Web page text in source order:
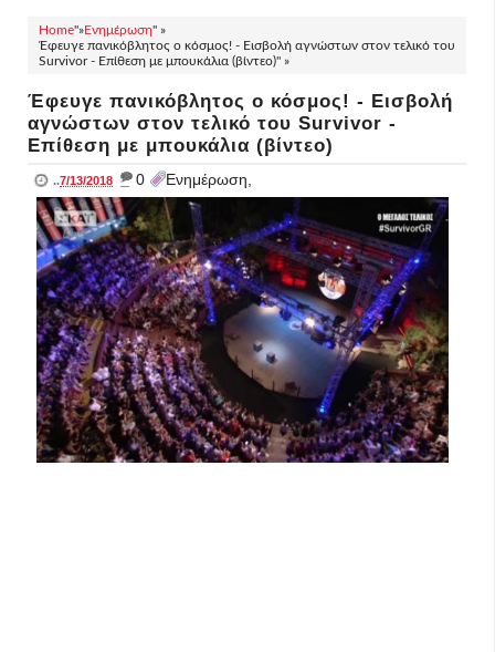
Home"»Ενημέρωση" »
Έφευγε πανικόβλητος ο κόσμος! - Εισβολή αγνώστων στον τελικό του
Survivor - Επίθεση με μπουκάλια (βίντεο)" »
Έφευγε πανικόβλητος ο κόσμος! - Εισβολή
αγνώστων στον τελικό του Survivor -
Επίθεση με μπουκάλια (βίντεο)
..7/13/2018 _ 0 Ενημέρωση,